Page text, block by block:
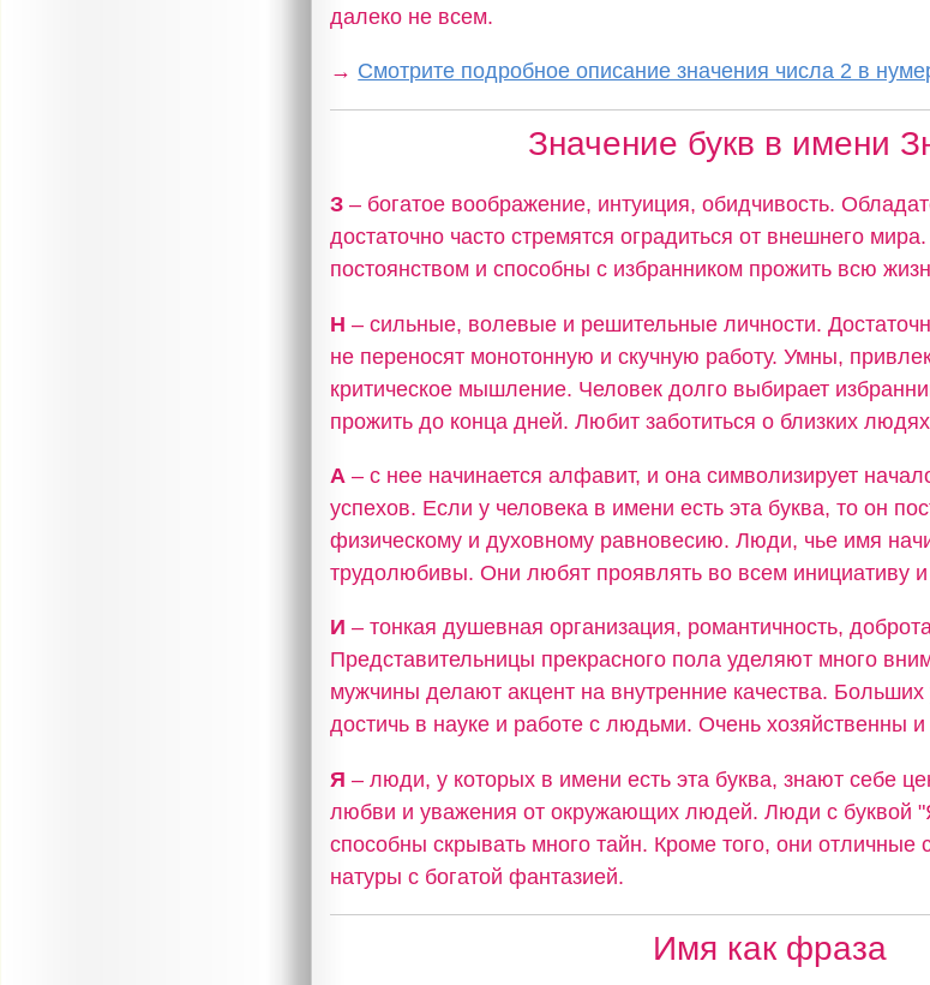
далеко не всем.
→ Смотрите подробное описание значения числа 2 в
Значение букв в имени
З – богатое воображение, интуиция, обидчивость.
достаточно часто стремятся оградиться от внешнего
постоянством и способны с избранником прожить всю
Н – сильные, волевые и решительные личности.
не переносят монотонную и скучную работу. Умны,
критическое мышление. Человек долго выбирает
прожить до конца дней. Любит заботиться о близких
А – с нее начинается алфавит, и она символизирует
успехов. Если у человека в имени есть эта буква, то он
физическому и духовному равновесию. Люди, чье имя
трудолюбивы. Они любят проявлять во всем инициативу
И – тонкая душевная организация, романтичность,
Представительницы прекрасного пола уделяют много
мужчины делают акцент на внутренние качества. Больших
достичь в науке и работе с людьми. Очень хозяйственны
Я – люди, у которых в имени есть эта буква, знают себе
любви и уважения от окружающих людей. Люди с буквой
способны скрывать много тайн. Кроме того, они отличные
натуры с богатой фантазией.
Имя как фраза